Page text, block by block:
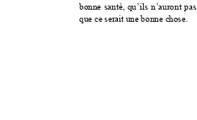
bonne santé, qu’ils n’auront pas
que ce serait une bonne chose.